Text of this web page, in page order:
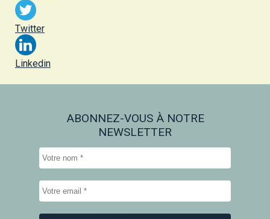
Twitter
Linkedin
ABONNEZ-VOUS À NOTRE
NEWSLETTER